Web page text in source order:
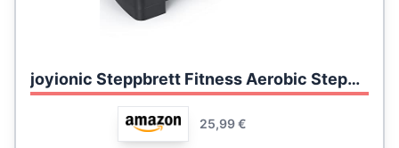
joyionic Steppbrett Fitness Aerobic Stepper Multifunktions-Fitnessgerät, Höhenverstellbar 68 x 28 x 10/15 cm, Rutschfeste Oberfläche
25,99 €